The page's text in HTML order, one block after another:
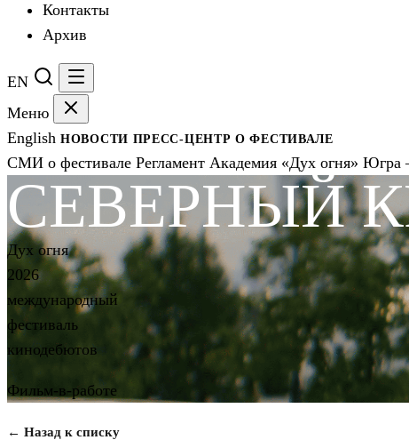
Контакты
Архив
EN
Меню
English НОВОСТИ ПРЕСС-ЦЕНТРО ФЕСТИВАЛЕ
СМИ о фестивале Регламент Академия «Дух огня» Югра
СЕВЕРНЫЙ
Дух огня
2026
международный
фестиваль
кинодебютов
Фильм-в-работе
← Назад к списку